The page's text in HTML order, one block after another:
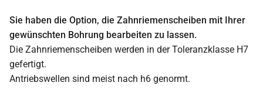
Sie haben die Option, die Zahnriemenscheiben mit Ihrer
gewünschten Bohrung bearbeiten zu lassen.
Die Zahnriemenscheiben werden in der Toleranzklasse H7
gefertigt.
Antriebswellen sind meist nach h6 genormt.